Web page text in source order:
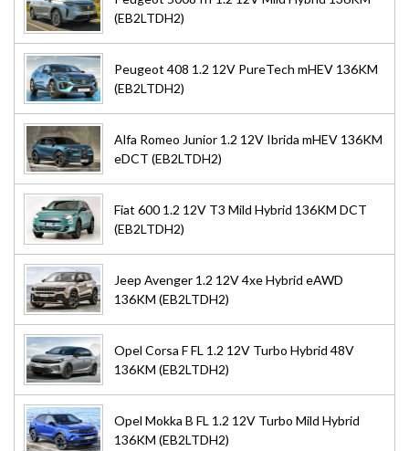
(EB2LTDH2)
Peugeot 408 1.2 12V PureTech mHEV 136KM
(EB2LTDH2)
Alfa Romeo Junior 1.2 12V Ibrida mHEV 136KM
eDCT (EB2LTDH2)
Fiat 600 1.2 12V T3 Mild Hybrid 136KM DCT
(EB2LTDH2)
Jeep Avenger 1.2 12V 4xe Hybrid eAWD
136KM (EB2LTDH2)
Opel Corsa F FL 1.2 12V Turbo Hybrid 48V
136KM (EB2LTDH2)
Opel Mokka B FL 1.2 12V Turbo Mild Hybrid
136KM (EB2LTDH2)